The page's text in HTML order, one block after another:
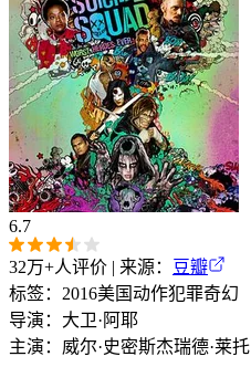
6.7
32万+人评价 | 来源：
豆瓣
标签： 2016美国动作犯罪奇幻
导演： 大卫·阿耶
主演： 威尔·史密斯杰瑞德·莱托